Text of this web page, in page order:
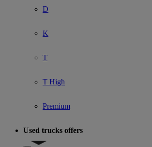
D
K
T
T High
Premium
Used trucks offers